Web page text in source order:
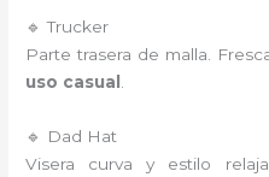
🔹 Trucker
Parte trasera de malla.
uso casual
🔹 Dad Hat
Visera curva y estilo